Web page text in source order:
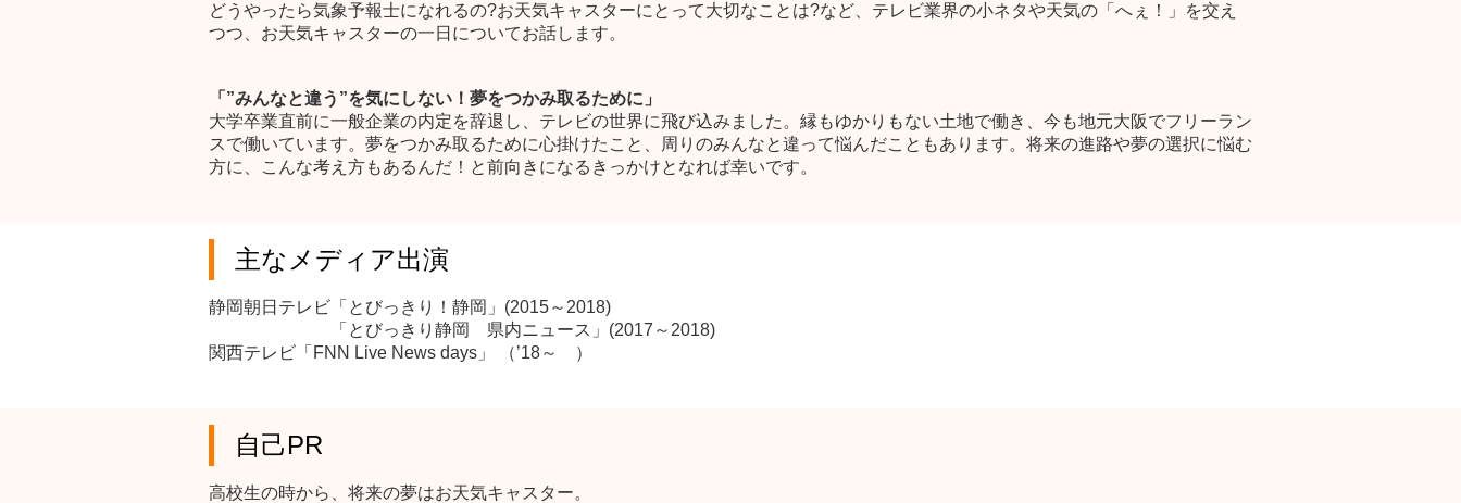
どうやったら気象予報士になれるの?お天気キャスターにとって大切なことは?など、テレビ業界の小ネタや天気の「へぇ！」を交え
つつ、お天気キャスターの一日についてお話します。
「”みんなと違う”を気にしない！夢をつかみ取るために」
大学卒業直前に一般企業の内定を辞退し、テレビの世界に飛び込みました。縁もゆかりもない土地で働き、今も地元大阪でフリーラン
スで働いています。夢をつかみ取るために心掛けたこと、周りのみんなと違って悩んだこともあります。将来の進路や夢の選択に悩む
方に、こんな考え方もあるんだ！と前向きになるきっかけとなれば幸いです。
主なメディア出演
静岡朝日テレビ「とびっきり！静岡」(2015～2018)
「とびっきり静岡 県内ニュース」(2017～2018)
関西テレビ「FNN Live News days」 （’18～ ）
自己PR
高校生の時から、将来の夢はお天気キャスター。